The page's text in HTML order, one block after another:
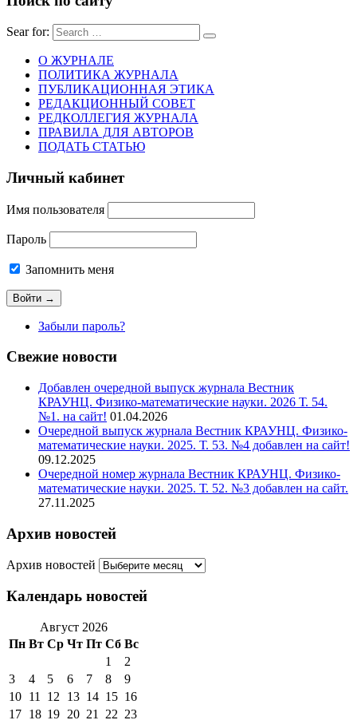
Sear for:
О ЖУРНАЛЕ
ПОЛИТИКА ЖУРНАЛА
ПУБЛИКАЦИОННАЯ ЭТИКА
РЕДАКЦИОННЫЙ СОВЕТ
РЕДКОЛЛЕГИЯ ЖУРНАЛА
ПРАВИЛА ДЛЯ АВТОРОВ
ПОДАТЬ СТАТЬЮ
Личный кабинет
Имя пользователя
Пароль
Запомнить меня
Забыли пароль?
Свежие новости
Добавлен очередной выпуск журнала Вестник
КРАУНЦ. Физико-математические науки. 2026 Т. 54.
№1. на сайт! 01.04.2026
Очередной выпуск журнала Вестник КРАУНЦ. Физико-
математические науки. 2025. Т. 53. №4 добавлен на сайт!
09.12.2025
Очередной номер журнала Вестник КРАУНЦ. Физико-
математические науки. 2025. Т. 52. №3 добавлен на сайт.
27.11.2025
Архив новостей
Архив новостей
Календарь новостей
Август 2026
Пн Вт Ср Чт Пт Сб Вс
1
2
3
4 5 6 7 8
9
10 11 12 13 14 15 16
17 18 19 20 21 22 23